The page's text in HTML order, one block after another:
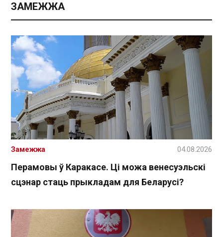
ЗАМЕЖЖА
Перамовы ў Каракасе. Ці можа венесуэльскі
сцэнар стаць прыкладам для Беларусі?
Замежжа 04.08.2026